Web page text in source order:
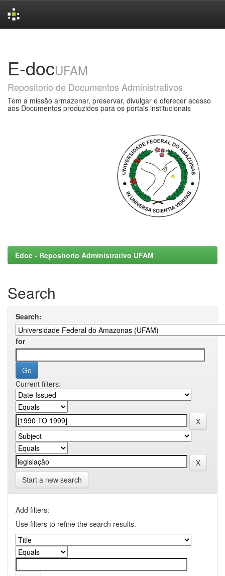
E-docUFAM
Repositorio de Documentos Administrativos
Tem a missão armazenar, preservar, divulgar e oferecer acesso
aos Documentos produzidos para os portais institucionais
Edoc - Repositorio Administrativo UFAM
Search
Search:
for
Current filters:
Start a new search
Add filters:
Use filters to refine the search results.